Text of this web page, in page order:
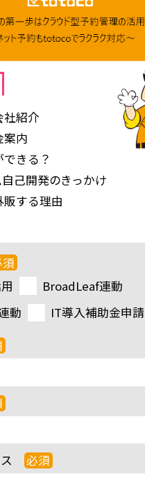
社紹介
案内
きる？
己開発のきっかけ
する理由
BroadLeaf連動
動
IT導入補助金申請
必須